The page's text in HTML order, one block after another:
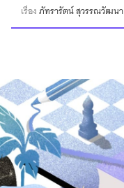
เรื่องภัทรารัตน์ สุวรรณวัฒนา